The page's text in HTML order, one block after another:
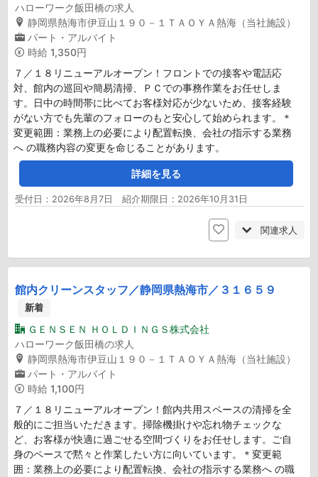
ハローワーク飯田橋の求人
静岡県熱海市伊豆山１９０－１ＴＡＯＹＡ熱海（当社施設）
パート・アルバイト
時給 1,350円
７／１８リニューアルオープン！フロントでの接客や電話応
対、館内の巡回や簡易清掃、ＰＣでの事務作業をお任せしま
す。日中の時間帯に比べてお客様対応が少ないため、接客経験
がない方でも先輩のフォローのもと安心して始められます。＊
変更範囲：業務上の必要により配置転換、会社の指示する業務
へ の職務内容の変更を命じることがあります。
詳細を見る
受付日：2026年8月7日 紹介期限日：2026年10月31日
関連求人
館内クリーンスタッフ／静岡県熱海市／３１６５９
新着
ＧＥＮＳＥＮ ＨＯＬＤＩＮＧＳ株式会社
ハローワーク飯田橋の求人
静岡県熱海市伊豆山１９０－１ＴＡＯＹＡ熱海（当社施設）
パート・アルバイト
時給 1,100円
７／１８リニューアルオープン！館内共用スペースの清掃を全
般的にご担当いただきます。掃除機掛けや忘れ物チェックな
ど、お客様が快適に過ごせる空間づくりをお任せします。ご自
身のペースで黙々と作業したい方に向いています。＊変更範
囲：業務上の必要により配置転換、会社の指示する業務へ の職